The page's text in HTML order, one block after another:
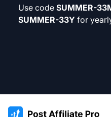
Use code SUMMER-
SUMMER-33Y for
:site.title